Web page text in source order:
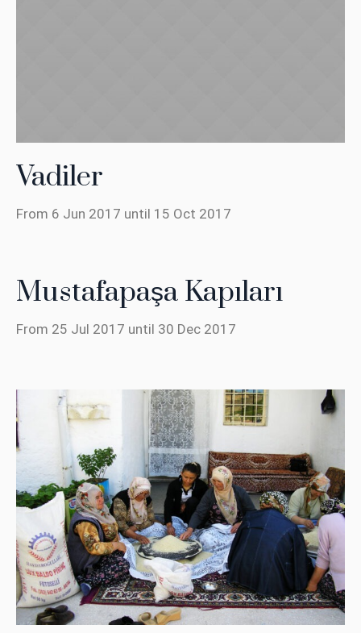
Vadiler
From 6 Jun 2017 until 15 Oct 2017
Mustafapaşa Kapıları
From 25 Jul 2017 until 30 Dec 2017